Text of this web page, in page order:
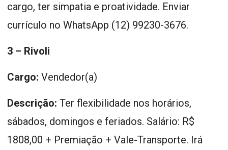
cargo, ter simpatia e proatividade. Enviar
currículo no WhatsApp (12) 99230-3676.
3 – Rivoli
Cargo: Vendedor(a)
Descrição: Ter flexibilidade nos horários,
sábados, domingos e feriados. Salário: R$
1808,00 + Premiação + Vale-Transporte. Irá